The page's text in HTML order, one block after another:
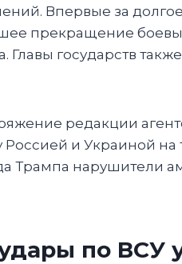
Впервые за
прекращение
государств
редакции
и Украиной на
Трампа нарушители
по ВСУ